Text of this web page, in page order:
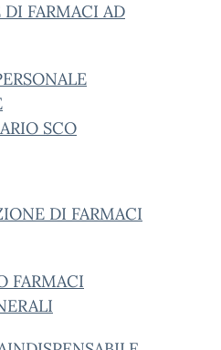
FARMACI AD
SCO
DI FARMACI
FARMACI